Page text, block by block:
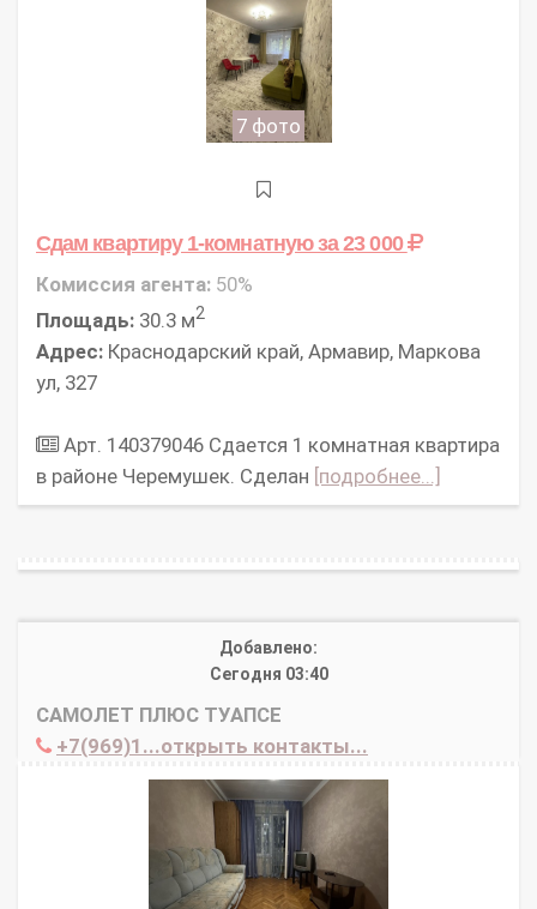
7 фото
Сдам квартиру 1-комнатнуюза 23 000
Комиссия агента: 50%
Площадь: 30.3 м2
Адрес: Краснодарский край, Армавир, Маркова
ул, 327
Арт. 140379046 Сдается 1 комнатная квартира
в районе Черемушек. Сделан [подробнее...]
Добавлено:
Сегодня 03:40
САМОЛЕТ ПЛЮС ТУАПСЕ
+7(969)1...открыть контакты...